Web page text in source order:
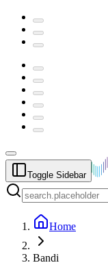
Toggle Sidebar
Home
Bandi